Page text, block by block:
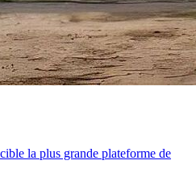
la plus grande plateforme de